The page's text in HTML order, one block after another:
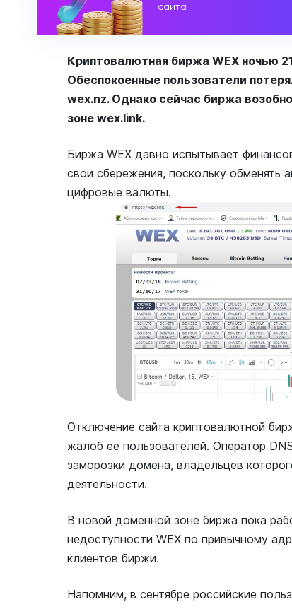
сайта
Криптовалютная биржа WEX ночью
Обеспокоенные пользователи
wex.nz. Однако сейчас биржа
зоне wex.link.
Биржа WEX давно испытывает
свои сбережения, поскольку обменять
цифровые валюты.
Отключение сайта криптовалютной
жалоб ее пользователей. Оператор
заморозки домена, владельцев
деятельности.
В новой доменной зоне биржа пока
недоступности WEX по привычному
клиентов биржи.
Напомним, в сентябре российские